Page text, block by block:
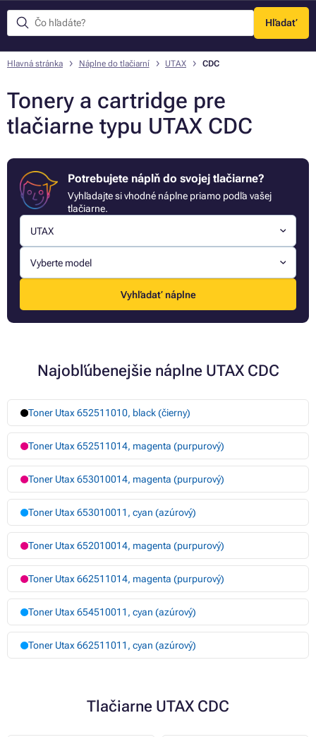
Hľadať
Menu
Hlavná stránka Náplne do tlačiarní UTAX CDC
Tonery a cartridge pre
tlačiarne typu UTAX CDC
Potrebujete náplň do svojej tlačiarne?
Vyhľadajte si vhodné náplne priamo podľa vašej
tlačiarne.
UTAX
Vyberte model
Vyhľadať náplne
Najobľúbenejšie náplne UTAX CDC
Toner Utax 652511010, black (čierny)
Toner Utax 652511014, magenta (purpurový)
Toner Utax 653010014, magenta (purpurový)
Toner Utax 653010011, cyan (azúrový)
Toner Utax 652010014, magenta (purpurový)
Toner Utax 662511014, magenta (purpurový)
Toner Utax 654510011, cyan (azúrový)
Toner Utax 662511011, cyan (azúrový)
Tlačiarne UTAX CDC